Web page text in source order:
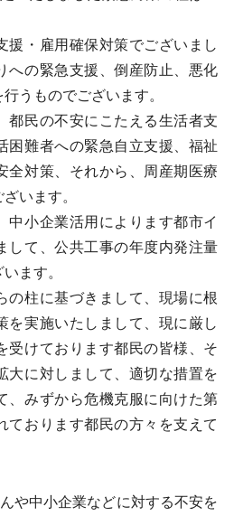
・雇用確保対策でございまし
への緊急支援、倒産防止、悪化
うものでございます。
民の不安にこたえる生活者支
困難者への緊急自立支援、福祉
全対策、それから、周産期医療
います。
小企業活用によります都市イ
して、公共工事の年度内発注量
ます。
柱に基づきまして、現場に根
を実施いたしまして、現に厳し
受けております都民の皆様、そ
大に対しまして、適切な措置を
、みずから危機克服に向けた第
ております都民の方々を支えて
や中小企業などに対する不安を